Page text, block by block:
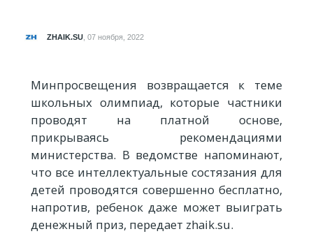
ZHAIK.SU 07 ноября, 2022
Минпросвещения возвращается к теме
школьных олимпиад, которые частники
проводят на платной основе,
прикрываясь рекомендациями
министерства. В ведомстве напоминают,
что все интеллектуальные состязания для
детей проводятся совершенно бесплатно,
напротив, ребенок даже может выиграть
денежный приз, передает zhaik.su.